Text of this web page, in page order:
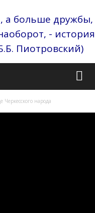
а больше дружбы,
- история
Пиотровский)
народа